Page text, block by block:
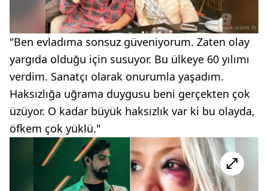
"Ben evladıma sonsuz güveniyorum. Zaten olay
yargıda olduğu için susuyor. Bu ülkeye 60 yılımı
verdim. Sanatçı olarak onurumla yaşadım.
Haksızlığa uğrama duygusu beni gerçekten çok
üzüyor. O kadar büyük haksızlık var ki bu olayda,
öfkem çok yüklü."